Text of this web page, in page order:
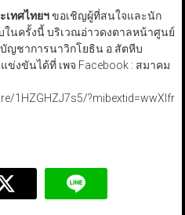
เทศไทยฯขอเชิญผู้ที่สนใจและนัก
ในครั้งนี้ บริเวณอ่าวดงตาลหน้าศูนย์
ญชาการนาวิกโยธิน อ.สัตหีบ
ข่งขันได้ที่ เพจ Facebook : สมาคม
1HZGHZJ7s5/?mibextid=wwXIfr